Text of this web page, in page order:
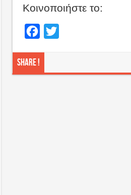
Κοινοποιήστε το:
Facebook
Share !